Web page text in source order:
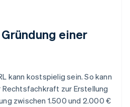
einer
kann kostspielig sein. So kann
zur Erstellung
zwischen 1.500 und 2.000 €